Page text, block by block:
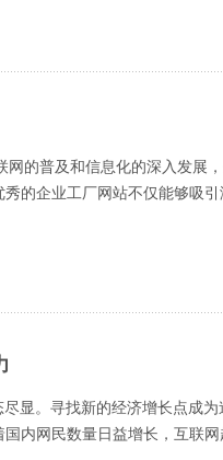
的普及和信息化的深入发展
的企业工厂网站不仅能够吸引
显。寻找新的经济增长点成
内网民数量日益增长，互联